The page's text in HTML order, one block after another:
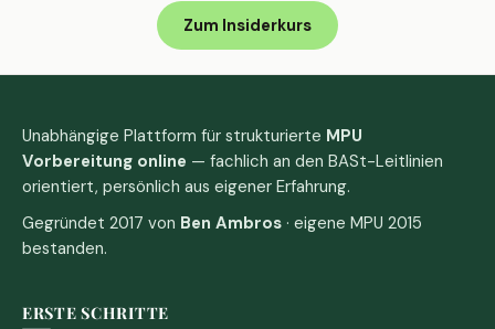
Zum Insiderkurs
Unabhängige Plattform für strukturierte MPU
Vorbereitung online — fachlich an den BASt-Leitlinien
orientiert, persönlich aus eigener Erfahrung.
Gegründet 2017 von Ben Ambros · eigene MPU 2015
bestanden.
ERSTE SCHRITTE